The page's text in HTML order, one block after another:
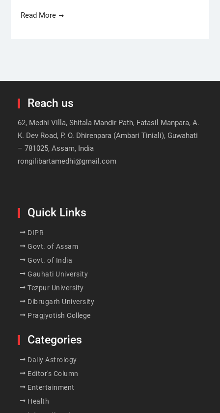
Read More
Reach us
62, Medhi Villa, Shitala Mandir Path, Fatasil Manpara, A.
K. Dev Road, P. O. Dhirenpara (Ambari Tiniali), Guwahati
– 781025, Assam, India
rongilibartamedhi@gmail.com
Quick Links
DIPR
Govt. of Assam
Govt. of India
Gauhati University
Tezpur University
Dibrugarh University
Pragjyotish College
Categories
Daily Astrology
Editor's Column
Entertainment
Health